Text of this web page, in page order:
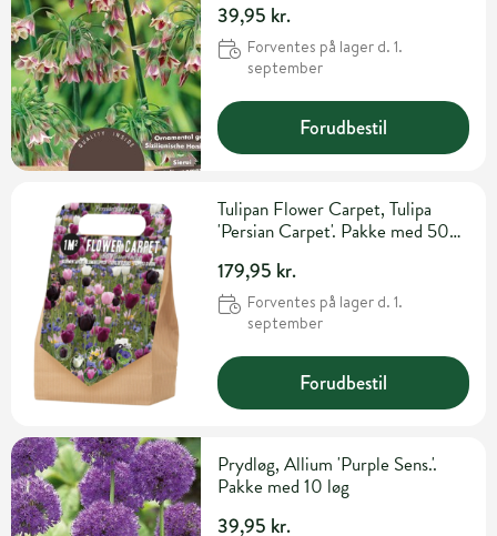
39,95 kr.
Forventes på lager d. 1.
september
Forudbestil
Tulipan Flower Carpet, Tulipa
'Persian Carpet'. Pakke med 50
179,95 kr.
Forventes på lager d. 1.
september
Forudbestil
Prydløg, Allium 'Purple Sens.'.
Pakke med 10 løg
39,95 kr.